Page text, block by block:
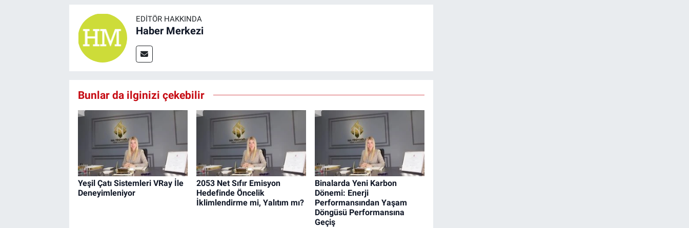
EDITÖR HAKKINDA
Haber Merkezi
Bunlar da ilginizi çekebilir
Yeşil Çatı Sistemleri VRay İle
Deneyimleniyor
2053 Net Sıfır Emisyon
Hedefinde Öncelik
İklimlendirme mi, Yalıtım mı?
Binalarda Yeni Karbon
Dönemi: Enerji
Performansından Yaşam
Döngüsü Performansına
Geçiş